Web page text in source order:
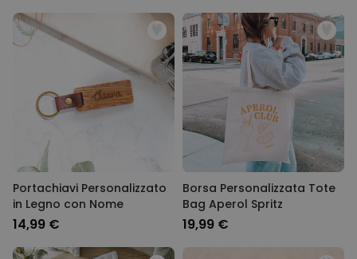
Portachiavi Personalizzato
in Legno con Nome
14,99 €
Borsa Personalizzata Tote
Bag Aperol Spritz
19,99 €